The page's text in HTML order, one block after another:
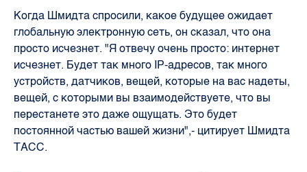
Когда Шмидта спросили, какое будущее ожидает
глобальную электронную сеть, он сказал, что она
просто исчезнет. "Я отвечу очень просто: интернет
исчезнет. Будет так много IP-адресов, так много
устройств, датчиков, вещей, которые на вас надеты,
вещей, с которыми вы взаимодействуете, что вы
перестанете это даже ощущать. Это будет
постоянной частью вашей жизни",- цитирует Шмидта
ТАСС.